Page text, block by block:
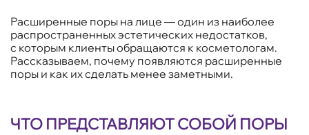
Расширенные поры на лице — один из наиболее
распространенных эстетических недостатков,
с которым клиенты обращаются к косметологам.
Рассказываем, почему появляются расширенные
поры и как их сделать менее заметными.
ЧТО ПРЕДСТАВЛЯЮТ СОБОЙ ПОРЫ